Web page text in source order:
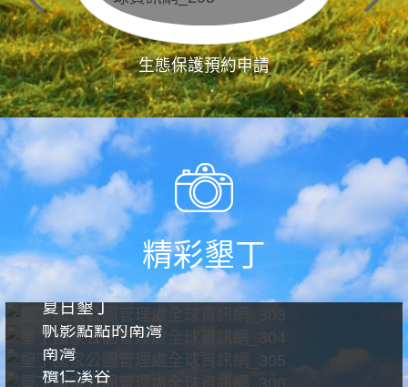
生態保護預約申請
精彩墾丁
夏日墾丁
帆影點點的南灣
南灣
欖仁溪谷